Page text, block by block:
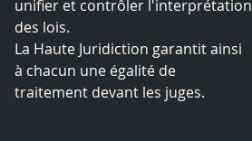
unifier et contrôler l'interprétation
des lois.
La Haute Juridiction garantit ainsi
à chacun une égalité de
traitement devant les juges.